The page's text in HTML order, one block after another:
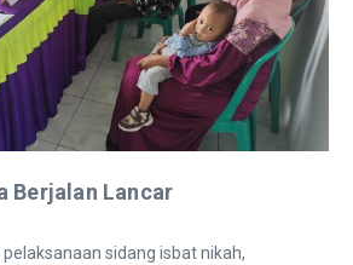
Berjalan Lancar
sidang isbat nikah,